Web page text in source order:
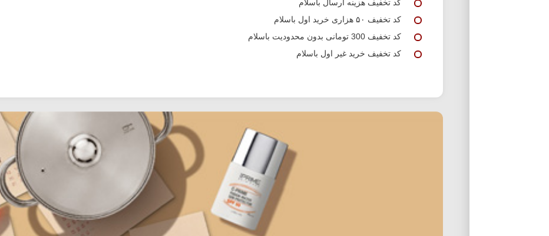
کد تخفیف هزینه ارسال باسلام
کد تخفیف ۵۰ هزاری خرید اول باسلام
کد تخفیف 300 تومانی بدون محدودیت باسلام
کد تخفیف خرید غیر اول باسلام